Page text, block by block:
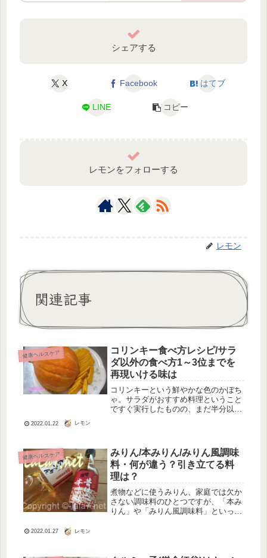
シェアする
X Facebook はてブ
LINE コピー
レモンをフォローする
レモン
関連記事
健康ヘルスケア
コリンキー食べ方レシピ/サラ
ダ以外の食べ方1～3位までを
再現いける味は
コリンキーという鮮やかな色のかぼち
ゃ。サラダがおすすめ料理ということ
ですぐ実行したものの、まだ半分以上
てみました。人気の1位から3位まで
の...
2022.01.22 レモン
健康ヘルスケア
みりん/本みりん/みりん風調味
料・何が違う？引き立てる料
理は？
煮物などに使うみりん、家庭では欠か
さない調味料のひとつですが、「本み
りん」や「みりん風調味料」といった
2022.01.27 レモン